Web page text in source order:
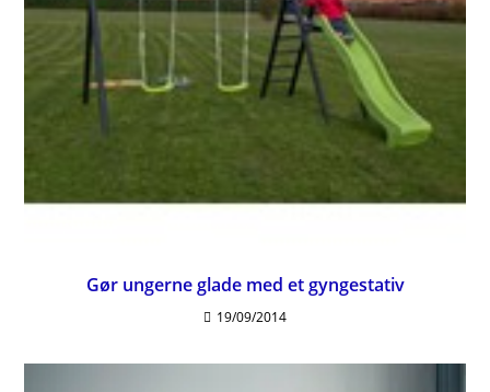
Gør ungerne glade med et gyngestativ
19/09/2014